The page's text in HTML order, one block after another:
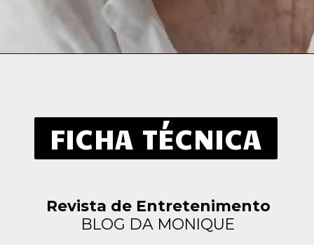
FICHA TÉCNICA
Revista de Entretenimento
BLOG DA MONIQUE